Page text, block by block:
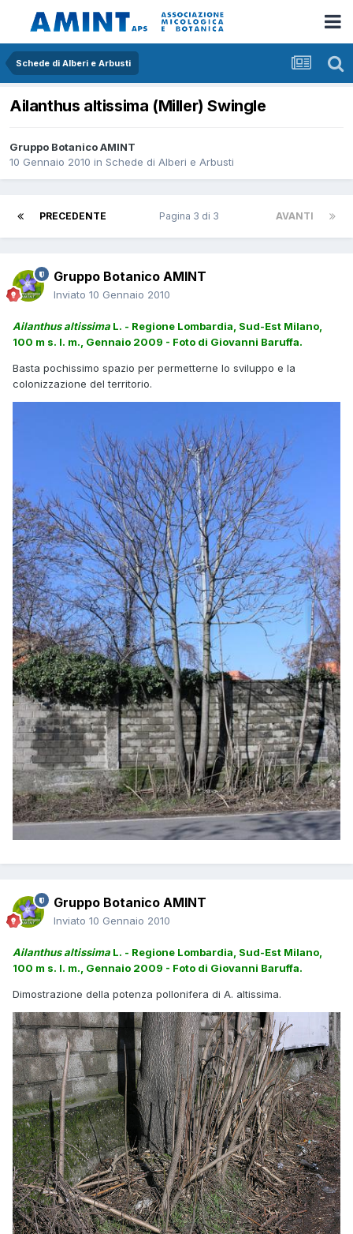
Schede di Alberi e Arbusti
Ailanthus altissima (Miller) Swingle
Gruppo Botanico AMINT
10 Gennaio 2010 in Schede di Alberi e Arbusti
PRECEDENTE AVANTI
Pagina 3 di 3
Gruppo Botanico AMINT
Inviato 10 Gennaio 2010
Ailanthus altissima L. - Regione Lombardia, Sud-Est Milano,
100 m s. l. m., Gennaio 2009 - Foto di Giovanni Baruffa.
Basta pochissimo spazio per permetterne lo sviluppo e la
colonizzazione del territorio.
Gruppo Botanico AMINT
Inviato 10 Gennaio 2010
Ailanthus altissima L. - Regione Lombardia, Sud-Est Milano,
100 m s. l. m., Gennaio 2009 - Foto di Giovanni Baruffa.
Dimostrazione della potenza pollonifera di A. altissima.